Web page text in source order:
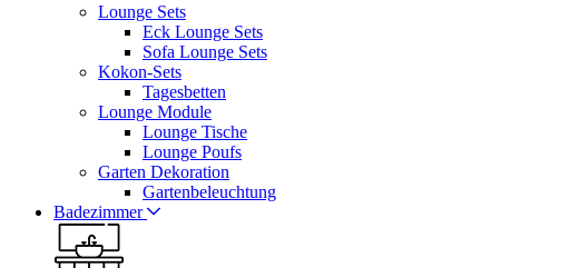
Lounge Sets
Eck Lounge Sets
Sofa Lounge Sets
Kokon-Sets
Tagesbetten
Lounge Module
Lounge Tische
Lounge Poufs
Garten Dekoration
Gartenbeleuchtung
Badezimmer